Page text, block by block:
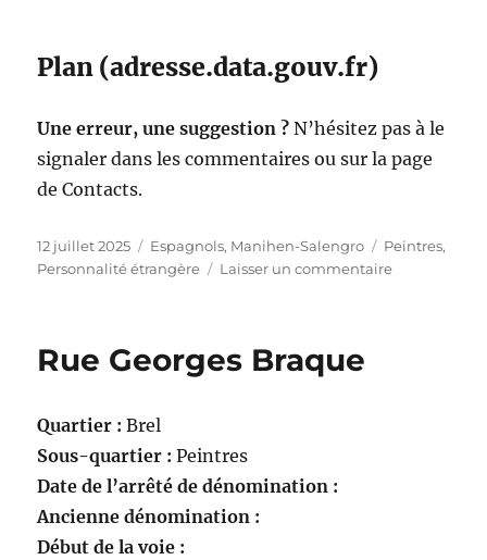
Plan (adresse.data.gouv.fr)
Une erreur, une suggestion ? N’hésitez pas à le
signaler dans les commentaires ou sur la page
de Contacts.
Publié
le
12 juillet 2025 Catégories
Espagnols, Manihen-Salengro Étiquettes
Peintres,
Personnalité étrangère
Laisser un commentairesur
Rue Georges Braque
Quartier : Brel
Sous-quartier : Peintres
Date de l’arrêté de dénomination :
Ancienne dénomination :
Début de la voie :